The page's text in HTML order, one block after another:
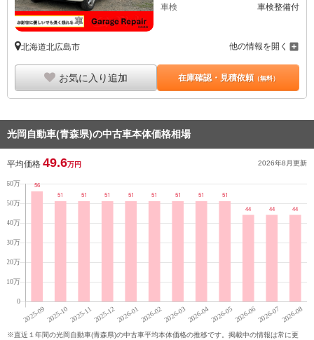
車検
車検整備付
北海道北広島市 他の情報を開く
お気に入り追加 在庫確認・見積依頼（無料）
光岡自動車(青森県)の中古車本体価格相場
平均価格 49.6万円 2026年8月更新
※直近１年間の光岡自動車(青森県)の中古車平均本体価格の推移です。掲載中の情報は常に更